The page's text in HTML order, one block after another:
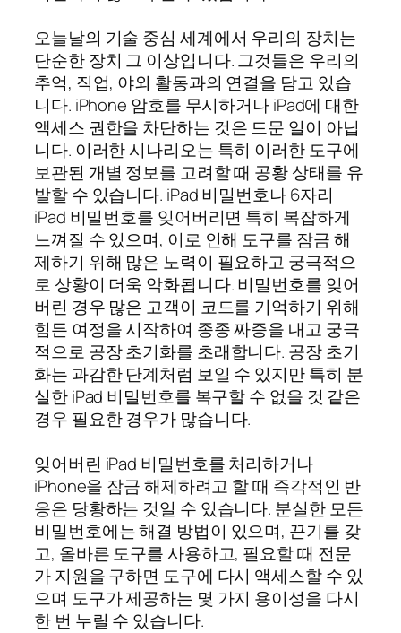
오늘날의 기술 중심 세계에서 우리의 장치는
단순한 장치 그 이상입니다. 그것들은 우리의
추억, 직업, 야외 활동과의 연결을 담고 있습
니다. iPhone 암호를 무시하거나 iPad에 대한
액세스 권한을 차단하는 것은 드문 일이 아닙
니다. 이러한 시나리오는 특히 이러한 도구에
보관된 개별 정보를 고려할 때 공황 상태를 유
발할 수 있습니다. iPad 비밀번호나 6자리
iPad 비밀번호를 잊어버리면 특히 복잡하게
느껴질 수 있으며, 이로 인해 도구를 잠금 해
제하기 위해 많은 노력이 필요하고 궁극적으
로 상황이 더욱 악화됩니다. 비밀번호를 잊어
버린 경우 많은 고객이 코드를 기억하기 위해
힘든 여정을 시작하여 종종 짜증을 내고 궁극
적으로 공장 초기화를 초래합니다. 공장 초기
화는 과감한 단계처럼 보일 수 있지만 특히 분
실한 iPad 비밀번호를 복구할 수 없을 것 같은
경우 필요한 경우가 많습니다.
잊어버린 iPad 비밀번호를 처리하거나
iPhone을 잠금 해제하려고 할 때 즉각적인 반
응은 당황하는 것일 수 있습니다. 분실한 모든
비밀번호에는 해결 방법이 있으며, 끈기를 갖
고, 올바른 도구를 사용하고, 필요할 때 전문
가 지원을 구하면 도구에 다시 액세스할 수 있
으며 도구가 제공하는 몇 가지 용이성을 다시
한 번 누릴 수 있습니다.